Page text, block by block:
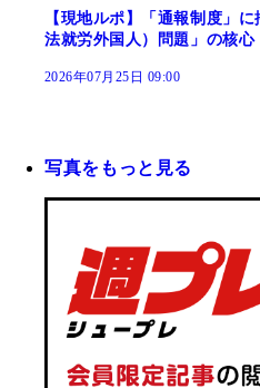
【現地ルポ】「通報制度」
法就労外国人）問題」の核心
2026年07月25日 09:00
写真をもっと見る